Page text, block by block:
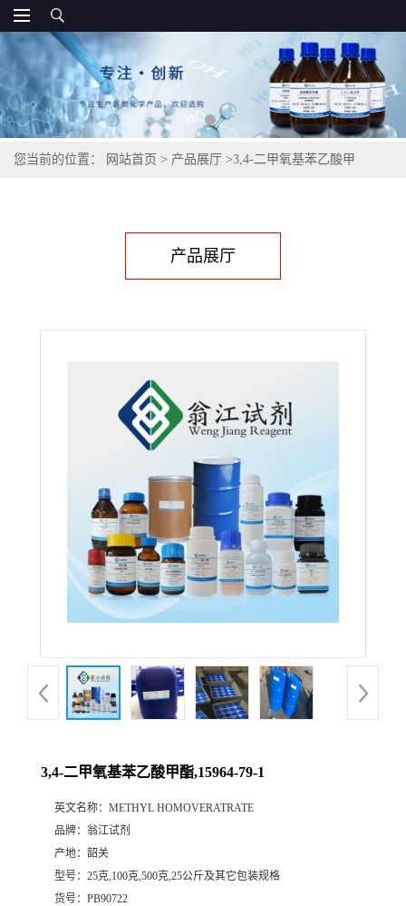
您当前的位置： 网站首页 > 产品展厅 >3,4-二甲氧基苯乙酸甲
产品展厅
3,4-二甲氧基苯乙酸甲酯,15964-79-1
英文名称： METHYL HOMOVERATRATE
品牌： 翁江试剂
产地： 韶关
型号： 25克,100克,500克,25公斤及其它包装规格
货号： PB90722